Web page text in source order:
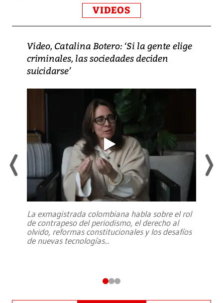
VIDEOS
Video, Catalina Botero: ‘Si la gente elige
criminales, las sociedades deciden
suicidarse’
La exmagistrada colombiana habla sobre el rol
de contrapeso del periodismo, el derecho al
olvido, reformas constitucionales y los desafíos
de nuevas tecnologías...